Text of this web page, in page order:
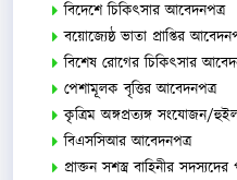
বিদেশে চিকিৎসার আবেদনপত্র
বয়োজ্যেষ্ঠ ভাতা প্রাপ্তির
বিশেষ রোগের চিকিৎসার
পেশামূলক বৃত্তির আবেদনপত্র
কৃত্রিম অঙ্গপ্রত্যঙ্গ সংযোজন/
বিএসসিআর আবেদনপত্র
প্রাক্তন সশস্ত্র বাহিনীর